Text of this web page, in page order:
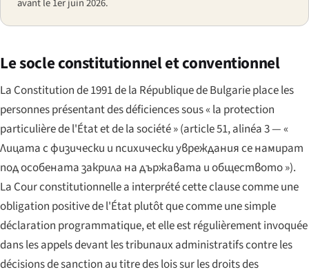
avant le 1er juin 2026.
Le socle constitutionnel et conventionnel
La Constitution de 1991 de la République de Bulgarie place les
personnes présentant des déficiences sous « la protection
particulière de l'État et de la société » (article 51, alinéa 3 —«
Лицата с физически и психически увреждания се намират
под особената закрила на държавата и обществото »).
La Cour constitutionnelle a interprété cette clause comme une
obligation positive de l'État plutôt que comme une simple
déclaration programmatique, et elle est régulièrement invoquée
dans les appels devant les tribunaux administratifs contre les
décisions de sanction au titre des lois sur les droits des